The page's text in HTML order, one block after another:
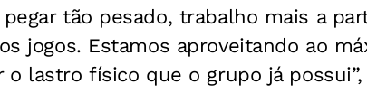
tão pesado, trabalho mais a
jogos. Estamos aproveitando ao
o lastro físico que o grupo já